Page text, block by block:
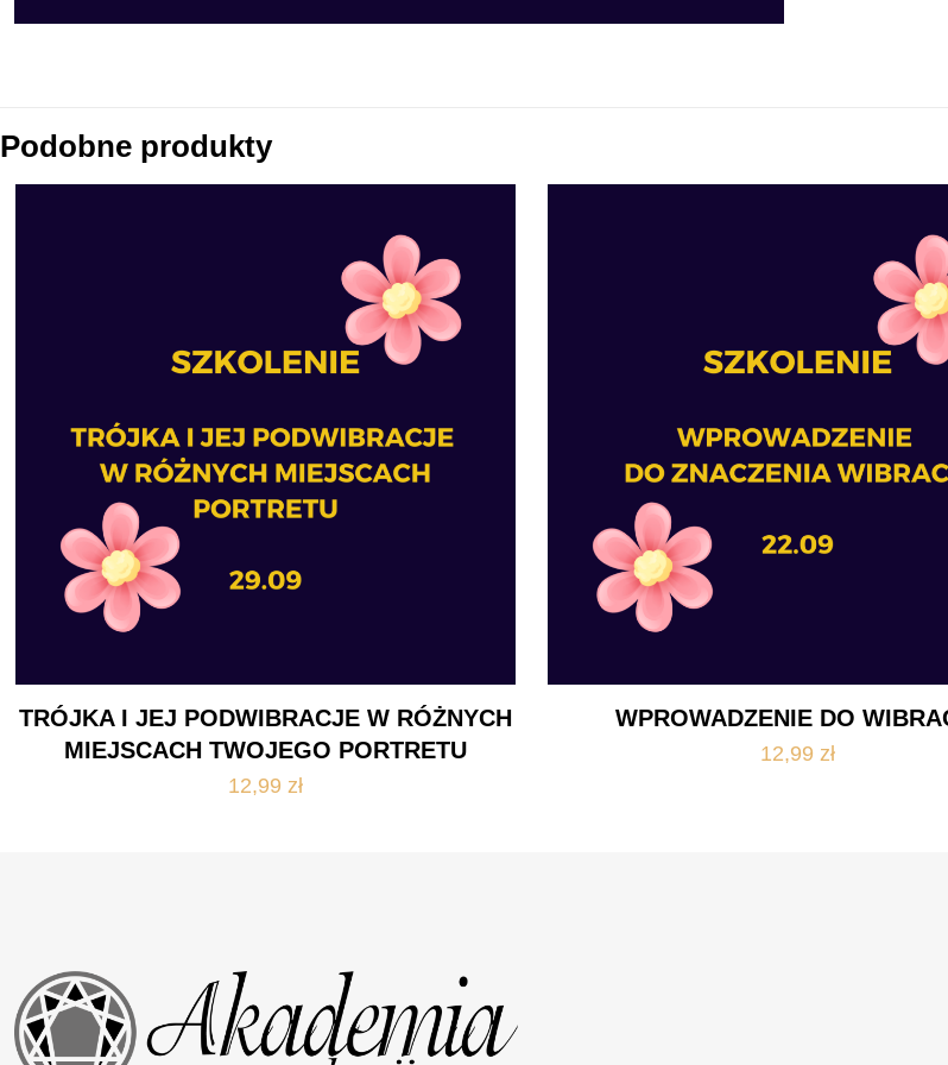
Podobne produkty
TRÓJKA I JEJ PODWIBRACJE W RÓŻNYCH
MIEJSCACH TWOJEGO PORTRETU
12,99 zł
WPROWADZENIE DO
12,99 zł